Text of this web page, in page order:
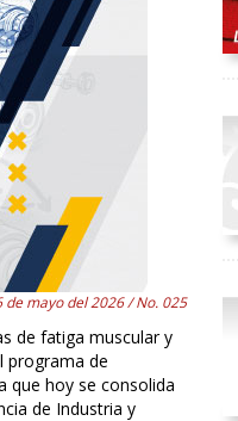
mayo del 2026 / No. 025
de fatiga muscular y
programa de
que hoy se consolida
de Industria y